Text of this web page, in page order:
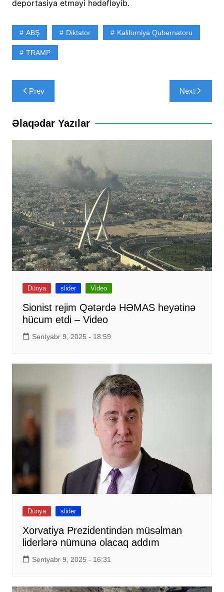
deportasiya etməyi hədəfləyib.
ABŞ Diktator Kaliforniya Qubernatoru
TRAMP
Yazı
naviqasiyası
Prev Next
Əlaqədar Yazılar
Dünya slider Video
Sionist rejim Qətərdə HƏMAS heyətinə
hücum etdi – Video
Sentyabr 9, 2025 - 18:59
Dünya slider
Xorvatiya Prezidentindən müsəlman
liderlərə nümunə olacaq addım
Sentyabr 9, 2025 - 16:31